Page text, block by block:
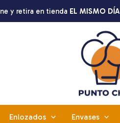
y retira en tienda EL MISMO DÍA
Enlozados Envases